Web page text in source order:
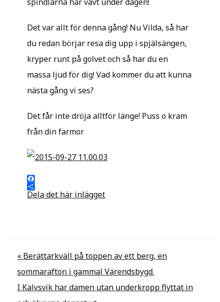
spindlarna har vävt under dagen!
Det var allt för denna gång! Nu Vilda, så har
du redan börjar resa dig upp i spjälsängen,
kryper runt på golvet och så har du en
massa ljud för dig! Vad kommer du att kunna
nästa gång vi ses?
Det får inte dröja alltför länge! Puss o kram
från din farmor
Facebook
Dela det här inlägget
Inläggsnavigering
« Berättarkväll på toppen av ett berg, en
sommarafton i gammal Värendsbygd.
I Kalvsvik har damen utan underkropp flyttat in